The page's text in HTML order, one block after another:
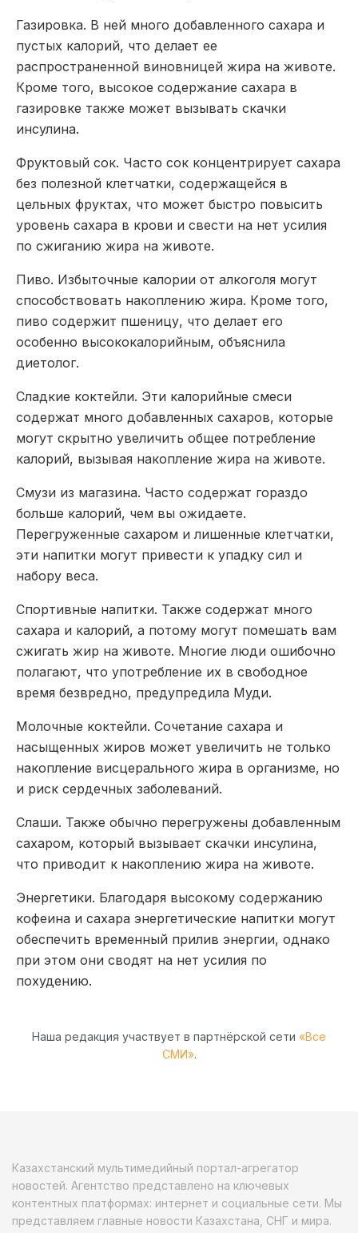
Газировка. В ней много добавленного сахара и
пустых калорий, что делает ее
распространенной виновницей жира на животе.
Кроме того, высокое содержание сахара в
газировке также может вызывать скачки
инсулина.
Фруктовый сок. Часто сок концентрирует сахара
без полезной клетчатки, содержащейся в
цельных фруктах, что может быстро повысить
уровень сахара в крови и свести на нет усилия
по сжиганию жира на животе.
Пиво. Избыточные калории от алкоголя могут
способствовать накоплению жира. Кроме того,
пиво содержит пшеницу, что делает его
особенно высококалорийным, объяснила
диетолог.
Сладкие коктейли. Эти калорийные смеси
содержат много добавленных сахаров, которые
могут скрытно увеличить общее потребление
калорий, вызывая накопление жира на животе.
Смузи из магазина. Часто содержат гораздо
больше калорий, чем вы ожидаете.
Перегруженные сахаром и лишенные клетчатки,
эти напитки могут привести к упадку сил и
набору веса.
Спортивные напитки. Также содержат много
сахара и калорий, а потому могут помешать вам
сжигать жир на животе. Многие люди ошибочно
полагают, что употребление их в свободное
время безвредно, предупредила Муди.
Молочные коктейли. Сочетание сахара и
насыщенных жиров может увеличить не только
накопление висцерального жира в организме, но
и риск сердечных заболеваний.
Слаши. Также обычно перегружены добавленным
сахаром, который вызывает скачки инсулина,
что приводит к накоплению жира на животе.
Энергетики. Благодаря высокому содержанию
кофеина и сахара энергетические напитки могут
обеспечить временный прилив энергии, однако
при этом они сводят на нет усилия по
похудению.
Наша редакция участвует в партнёрской сети «Все
СМИ».
Казахстанский мультимедийный портал-агрегатор
новостей. Агентство представлено на ключевых
контентных платформах: интернет и социальные сети. Мы
представляем главные новости Казахстана, СНГ и мира.